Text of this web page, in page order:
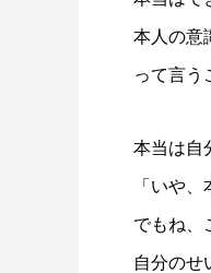
本人の意
って言う
本当は自
「いや
でもね、
自分のせ